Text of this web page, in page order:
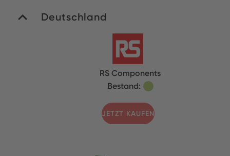
Deutschland
RS Components
Bestand:
JETZT KAUFEN